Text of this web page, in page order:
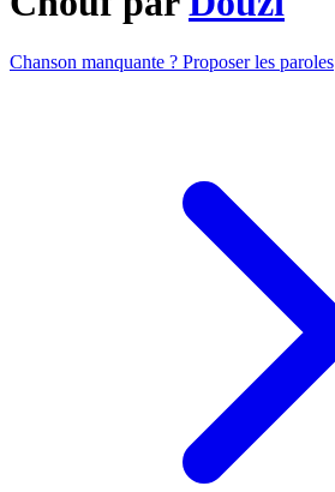
Chanson manquante ? Proposer les paroles